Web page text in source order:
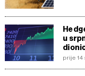
u
prije 14